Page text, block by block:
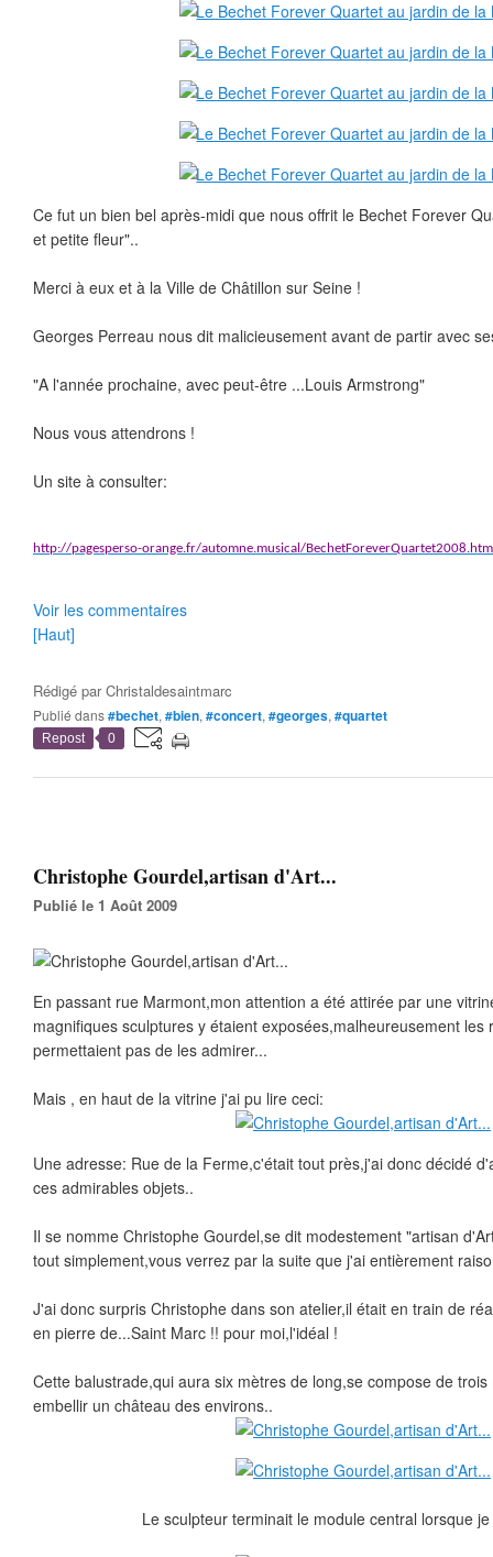
Ce fut un bien bel après-midi que nous offrit le Bechet Forever
et petite fleur"..
Merci à eux et à la Ville de Châtillon sur Seine !
Georges Perreau nous dit malicieusement avant de partir avec
"A l'année prochaine, avec peut-être ...Louis Armstrong"
Nous vous attendrons !
Un site à consulter:
http://pagesperso-orange.fr/automne.musical/BechetForeverQuartet2008.htm
Voir les commentaires
[Haut]
Rédigé parChristaldesaintmarc
Publié dans#bechet, #bien, #concert, #georges, #quartet
Repost 0
Christophe Gourdel,artisan d'Art...
Publié le 1 Août 2009
En passant rue Marmont,mon attention a été attirée par une
magnifiques sculptures y étaient exposées,malheureusement les
permettaient pas de les admirer...
Mais , en haut de la vitrine j'ai pu lire ceci:
Une adresse: Rue de la Ferme,c'était tout près,j'ai donc décidé
ces admirables objets..
Il se nomme Christophe Gourdel,se dit modestement "artisan
tout simplement,vous verrez par la suite que j'ai entièrement
J'ai donc surpris Christophe dans son atelier,il était en train de
en pierre de...Saint Marc !! pour moi,l'idéal !
Cette balustrade,qui aura six mètres de long,se compose de
embellir un château des environs..
Le sculpteur terminait le module central lorsque